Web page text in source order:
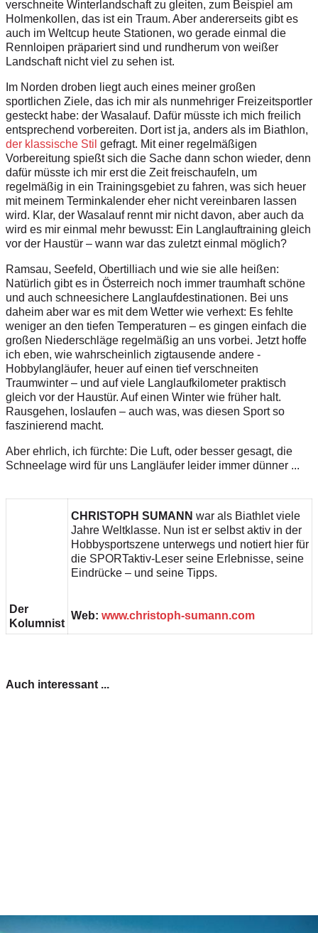
verschneite Winterlandschaft zu gleiten, zum Beispiel am
Holmenkollen, das ist ein Traum. Aber andererseits gibt es
auch im Weltcup heute Stationen, wo gerade einmal die
Rennloipen präpariert sind und rundherum von weißer
Landschaft nicht viel zu sehen ist.
Im Norden droben liegt auch eines meiner großen
sportlichen Ziele, das ich mir als nunmehriger Freizeitsportler
gesteckt habe: der Wasalauf. Dafür müsste ich mich freilich
entsprechend vorbereiten. Dort ist ja, anders als im Biathlon,
der klassische Stil gefragt. Mit einer regelmäßigen
Vorbereitung spießt sich die Sache dann schon wieder, denn
dafür müsste ich mir erst die Zeit freischaufeln, um
regelmäßig in ein Trainingsgebiet zu fahren, was sich heuer
mit meinem Terminkalender eher nicht vereinbaren lassen
wird. Klar, der Wasalauf rennt mir nicht davon, aber auch da
wird es mir einmal mehr bewusst: Ein Langlauftraining gleich
vor der Haustür – wann war das zuletzt einmal möglich?
Ramsau, Seefeld, Obertilliach und wie sie alle heißen:
Natürlich gibt es in Österreich noch immer traumhaft schöne
und auch schneesichere Langlaufdestinationen. Bei uns
daheim aber war es mit dem Wetter wie verhext: Es fehlte
weniger an den tiefen Temperaturen – es gingen einfach die
großen Niederschläge regelmäßig an uns vorbei. Jetzt hoffe
ich eben, wie wahrscheinlich zig­tausende andere ­
Hobbylangläufer, heuer auf einen tief verschneiten
Traumwinter – und auf viele Langlaufkilometer praktisch
gleich vor der Haustür. Auf einen Winter wie früher halt.
Rausgehen, loslaufen – auch was, was diesen Sport so
faszinierend macht.
Aber ehrlich, ich fürchte: Die Luft, oder besser gesagt, die
Schneelage wird für uns Langläufer leider immer dünner ...
Der
Kolumnist
CHRISTOPH SUMANN war als Biathlet viele
Jahre Weltklasse. Nun ist er selbst aktiv in der
Hobbysportszene unterwegs und notiert hier für
die SPORTaktiv-Leser seine Erlebnisse, seine
Eindrücke – und seine Tipps.
Web: www.christoph-sumann.com
Auch interessant ...